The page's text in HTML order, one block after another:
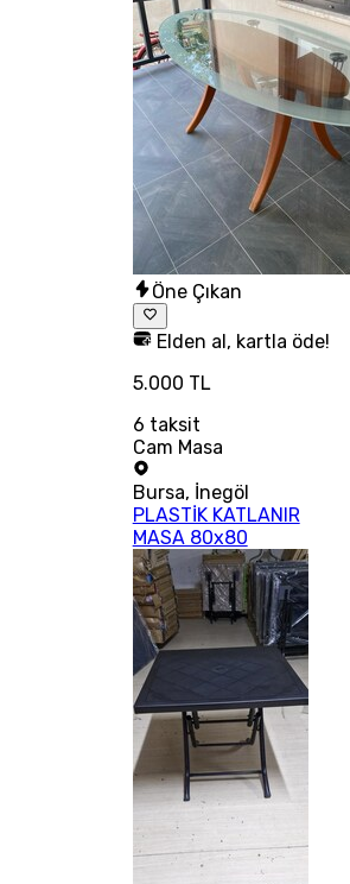
Öne Çıkan
Elden al, kartla öde!
5.000 TL
6 taksit
Cam Masa
Bursa, İnegöl
PLASTİK KATLANIR
MASA 80x80